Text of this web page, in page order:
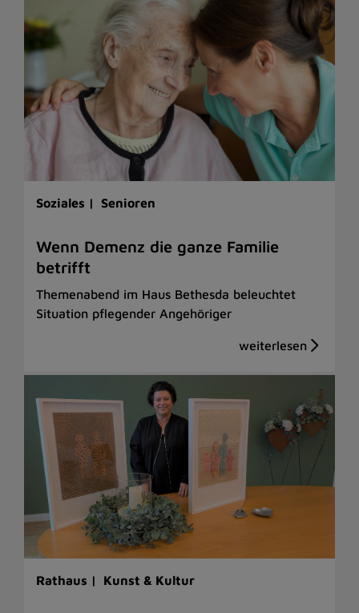
Soziales | Senioren
Wenn Demenz die ganze Familie
betrifft
Themenabend im Haus Bethesda beleuchtet
Situation pflegender Angehöriger
Rathaus | Kunst & Kultur